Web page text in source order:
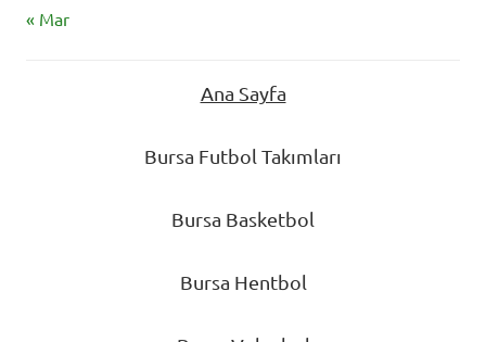
« Mar
Ana Sayfa
Bursa Futbol Takımları
Bursa Basketbol
Bursa Hentbol